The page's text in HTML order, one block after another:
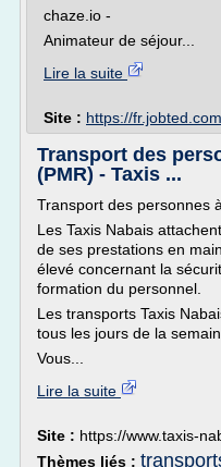
chaze.io -
Animateur de séjour...
Lire la suite
Site : https://fr.jobted.com
Transport des
(PMR) - Taxis ...
Transport des personnes
Les Taxis Nabais
de ses prestations en
élevé concernant la
formation du personnel.
Les transports Taxis
tous les jours de la
Vous...
Lire la suite
Site : https://www.taxis-
Thèmes liés :